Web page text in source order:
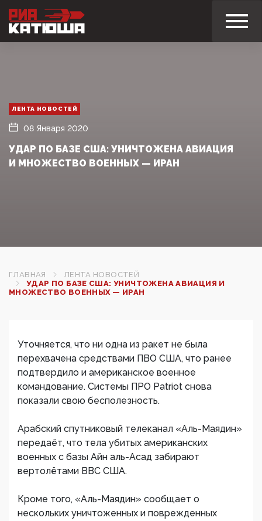
ЛЕНТА НОВОСТЕЙ
08 Января 2020
УДАР ПО БАЗЕ США: УНИЧТОЖЕНА АВИАЦИЯ
И МНОЖЕСТВО ВОЕННЫХ — ИРАН
ГЛАВНАЯ
ЛЕНТА НОВОСТЕЙ
УДАР ПО БАЗЕ США: УНИЧТОЖЕНА АВИАЦИЯ И
МНОЖЕСТВО ВОЕННЫХ — ИРАН
Уточняется, что ни одна из ракет не была
перехвачена средствами ПВО США, что ранее
подтвердило и американское военное
командование. Системы ПРО Patriot снова
показали свою бесполезность.
Арабский спутниковый телеканал «Аль-Маядин»
передаёт, что тела убитых американских
военных с базы Айн аль-Асад забирают
вертолётами ВВС США.
Кроме того, «Аль-Маядин» сообщает о
нескольких уничтоженных и поврежденных